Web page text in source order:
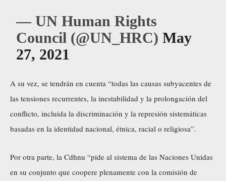
— UN Human Rights
Council (@UN_HRC)May
27, 2021
A su vez, se tendrán en cuenta “todas las causas subyacentes de
las tensiones recurrentes, la inestabilidad y la prolongación del
conflicto, incluida la discriminación y la represión sistemáticas
basadas en la identidad nacional, étnica, racial o religiosa”.
Por otra parte, la Cdhnu “pide al sistema de las Naciones Unidas
en su conjunto que coopere plenamente con la comisión de